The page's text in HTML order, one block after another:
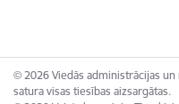
© 2026 Viedās administrācijas
satura visas tiesības aizsargātas.